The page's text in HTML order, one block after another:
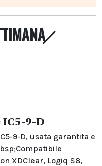
IC5-9-D
9-D, usata garantita e
XDClear, Logiq S8,